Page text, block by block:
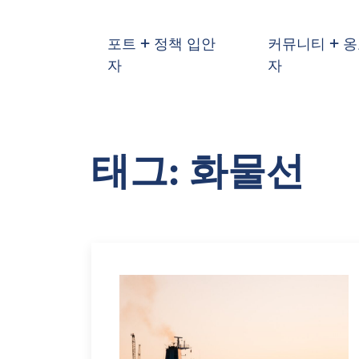
포트 + 정책 입안
자
커뮤니티 +
자
태그: 화물선